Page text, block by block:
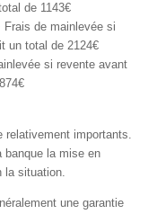
de 1143€
Frais de mainlevée si
un total de 2124€
si revente avant
relativement importants.
banque la mise en
la situation.
une garantie